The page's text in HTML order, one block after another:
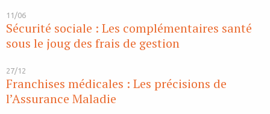
11/06
Sécurité sociale : Les complémentaires santé
sous le joug des frais de gestion
27/12
Franchises médicales : Les précisions de
l’Assurance Maladie